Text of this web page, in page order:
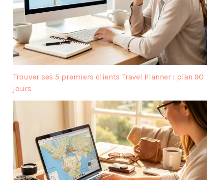
Trouver ses 5 premiers clients Travel Planner : plan 90
jours